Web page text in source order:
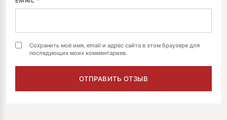
Сохранить моё имя, email и адрес сайта в этом браузере для
последующих моих комментариев.